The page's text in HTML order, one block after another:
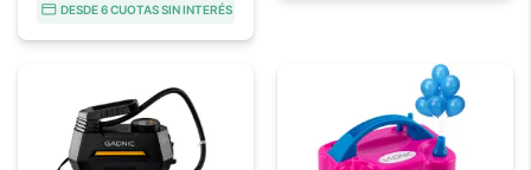
DESDE 6 CUOTAS SIN INTERÉS